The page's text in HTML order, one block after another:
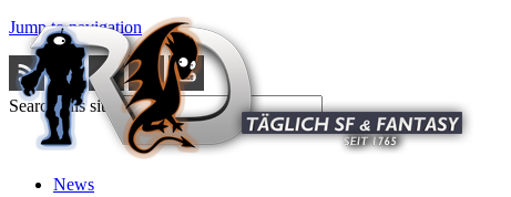
Jump to navigation
Search this site
News